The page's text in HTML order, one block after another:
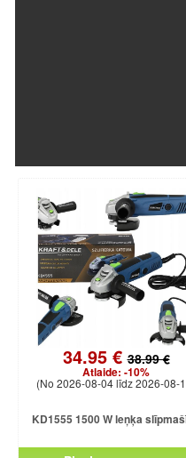
34.95 €38.99 €
Atlaide: -10%
(No 2026-08-04 līdz 2026-08-
KD1555 1500 W leņķa